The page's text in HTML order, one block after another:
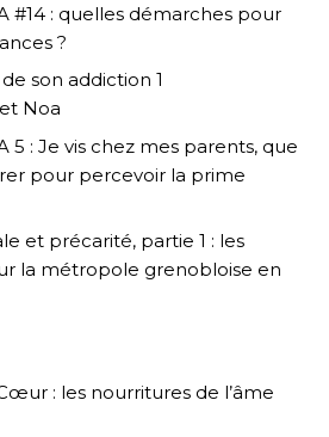
#14 : quelles démarches pour
?
son addiction 1
Noa
5 : Je vis chez mes parents, que
pour percevoir la prime
et précarité, partie 1 : les
la métropole grenobloise en
: les nourritures de l’âme